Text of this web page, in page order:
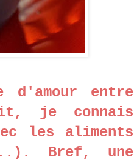
entre
je connais
les aliments
Bref, une